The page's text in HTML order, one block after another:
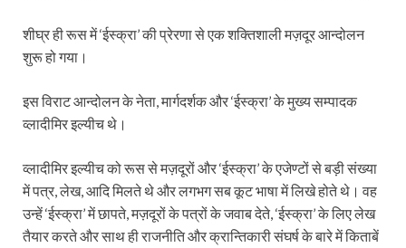
शीघ्र ही रूस में ‘ईस्क्रा’ की प्रेरणा से एक शक्तिशाली मज़दूर आन्दोलन
शुरू हो गया।
इस विराट आन्दोलन के नेता, मार्गदर्शक और ‘ईस्क्रा’ के मुख्य सम्पादक
व्लादीमिर इल्यीच थे।
व्लादीमिर इल्यीच को रूस से मज़दूरों और ‘ईस्क्रा’ के एजेण्टों से बड़ी संख्या
में पत्र, लेख, आदि मिलते थे और लगभग सब कूट भाषा में लिखे होते थे। वह
उन्हें ‘ईस्क्रा’ में छापते, मज़दूरों के पत्रों के जवाब देते, ‘ईस्क्रा’ के लिए लेख
तैयार करते और साथ ही राजनीति और क्रान्तिकारी संघर्ष के बारे में किताबें